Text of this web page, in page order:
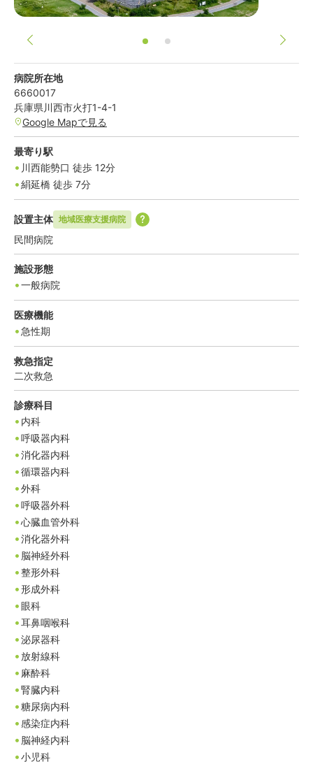
病院所在地
6660017
兵庫県 川西市火打1-4-1
Google Mapで見る
最寄り駅
川西能勢口 徒歩 12分
絹延橋 徒歩 7分
設置主体 地域医療支援病院
民間病院
施設形態
一般病院
医療機能
急性期
救急指定
二次救急
診療科目
内科
呼吸器内科
消化器内科
循環器内科
外科
呼吸器外科
心臓血管外科
消化器外科
脳神経外科
整形外科
形成外科
眼科
耳鼻咽喉科
泌尿器科
放射線科
麻酔科
腎臓内科
糖尿病内科
感染症内科
脳神経内科
小児科